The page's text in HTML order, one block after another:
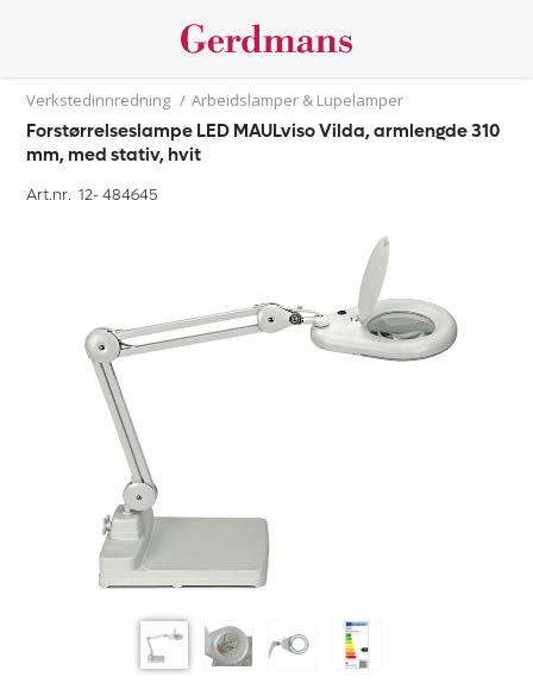
Verkstedinnredning / Arbeidslamper & Lupelamper
Forstørrelseslampe LED MAULviso Vilda, armlengde 310
mm, med stativ, hvit
Art.nr. 12-484645